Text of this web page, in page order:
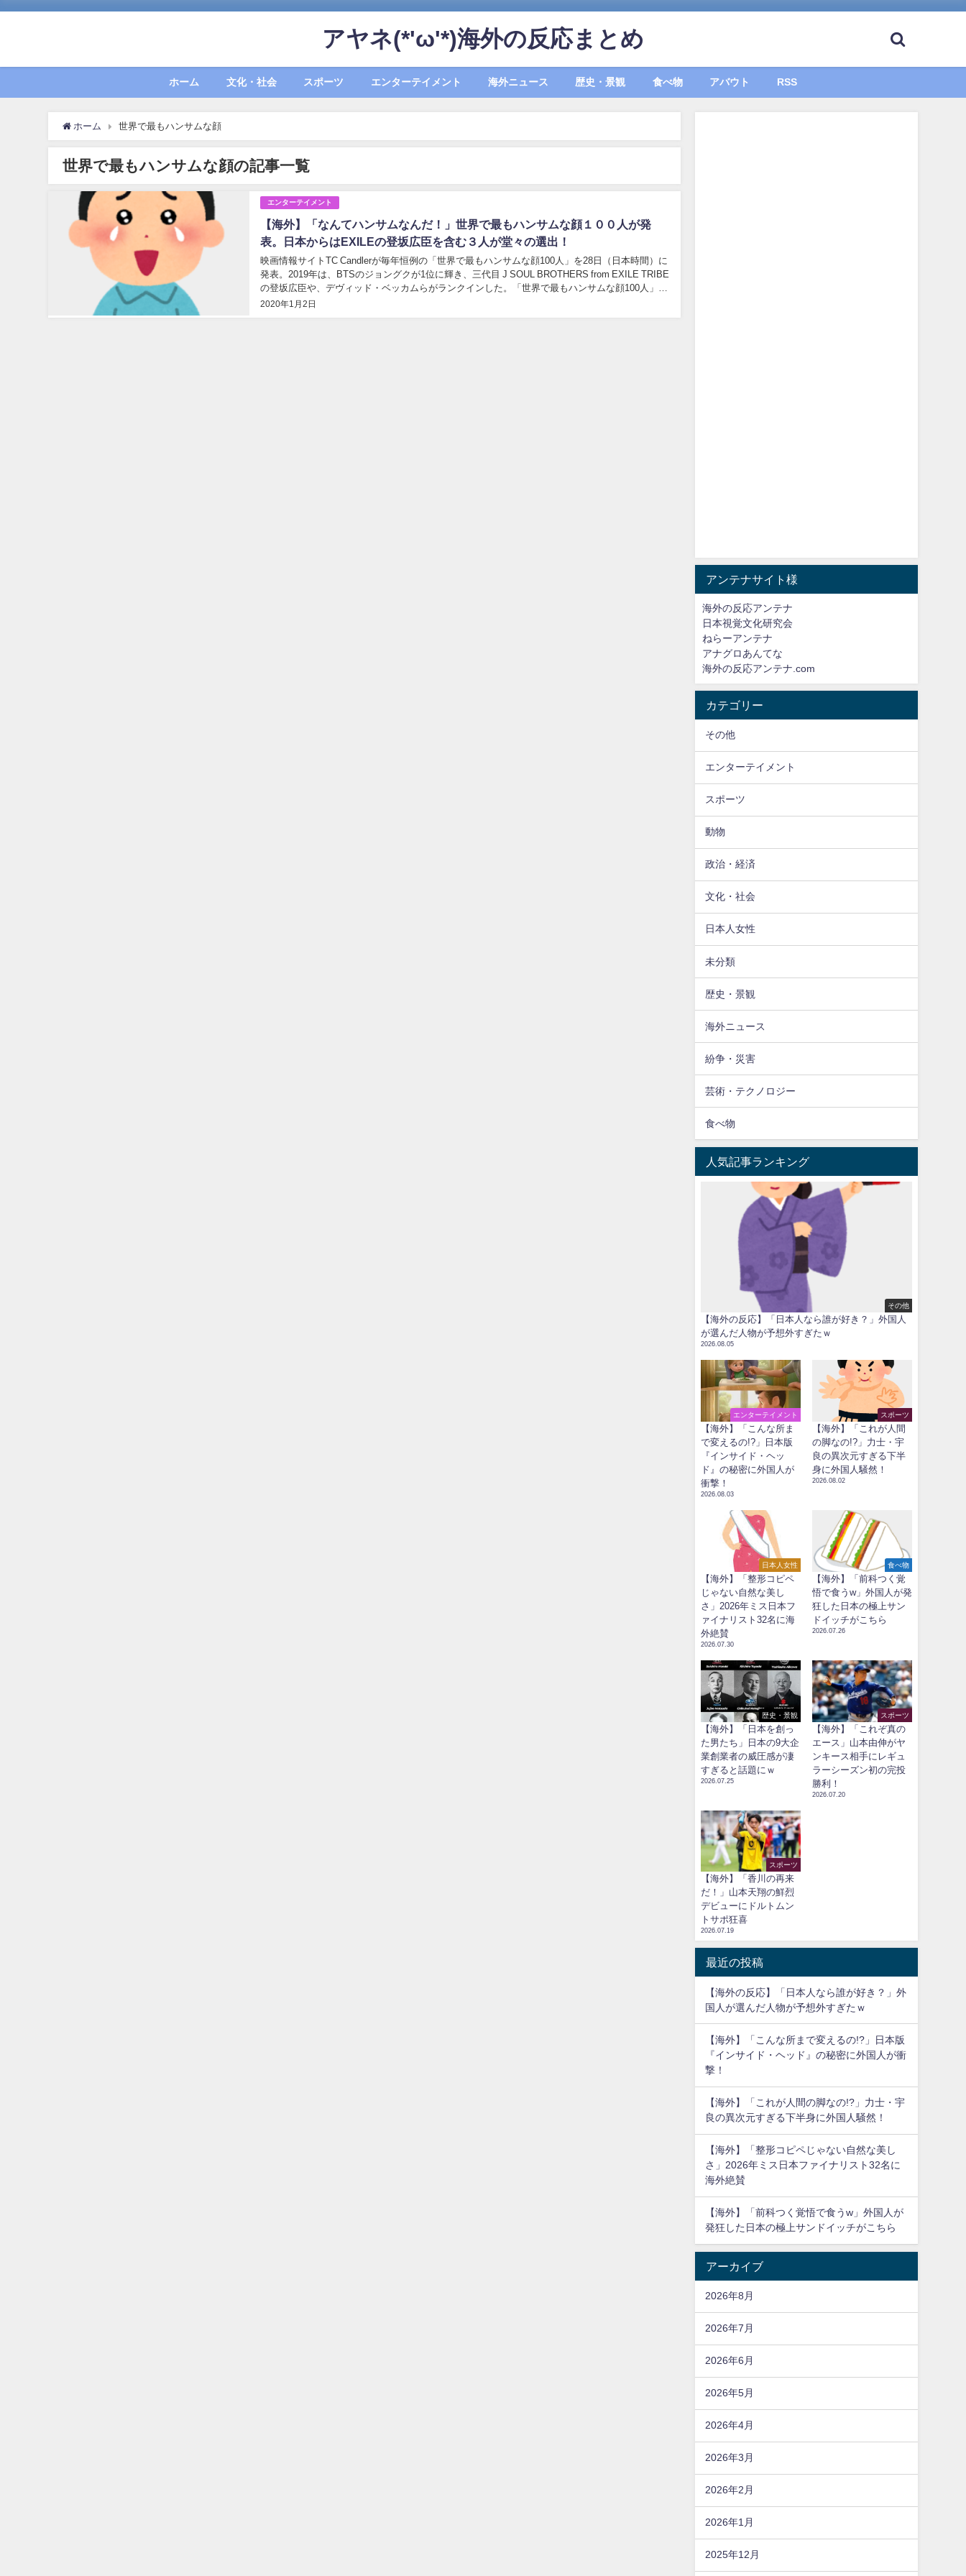
アヤネ(*'ω'*)海外の反応まとめ
ホーム 文化・社会 スポーツ エンターテイメント 海外ニュース 歴史・景観 食べ物 アバウト RSS
ホーム 世界で最もハンサムな顔
世界で最もハンサムな顔の記事一覧
エンターテイメント
【海外】「なんてハンサムなんだ！」世界で最もハンサムな顔１００人が発
表。日本からはEXILEの登坂広臣を含む３人が堂々の選出！
2020年1月2日
映画情報サイトTC Candlerが毎年恒例の「世界で最もハンサムな顔100人」を28日（日本時間）に
発表。2019年は、BTSのジョングクが1位に輝き、三代目 J SOUL BROTHERS from EXILE TRIBE
の登坂広臣や、デヴィッド・ベッカムらがランクインした。「世界で最もハンサムな顔100人」
は、...
アンテナサイト様
海外の反応アンテナ
日本視覚文化研究会
ねらーアンテナ
アナグロあんてな
海外の反応アンテナ.com
カテゴリー
その他
エンターテイメント
スポーツ
動物
政治・経済
文化・社会
日本人女性
未分類
歴史・景観
海外ニュース
紛争・災害
芸術・テクノロジー
食べ物
人気記事ランキング
その他
【海外の反応】「日本人なら誰が好き？」外国人
が選んだ人物が予想外すぎたｗ
2026.08.05
エンターテイメント
【海外】「こんな所ま
で変えるの!?」日本版
『インサイド・ヘッ
ド』の秘密に外国人が
衝撃！
2026.08.03
スポーツ
【海外】「これが人間
の脚なの!?」力士・宇
良の異次元すぎる下半
身に外国人騒然！
2026.08.02
日本人女性
【海外】「整形コピペ
じゃない自然な美し
さ」2026年ミス日本フ
ァイナリスト32名に海
外絶賛
2026.07.30
食べ物
【海外】「前科つく覚
悟で食うw」外国人が発
狂した日本の極上サン
ドイッチがこちら
2026.07.26
歴史・景観
【海外】「日本を創っ
た男たち」日本の9大企
業創業者の威圧感が凄
すぎると話題にｗ
2026.07.25
スポーツ
【海外】「これぞ真の
エース」山本由伸がヤ
ンキース相手にレギュ
ラーシーズン初の完投
勝利！
2026.07.20
スポーツ
【海外】「香川の再来
だ！」山本天翔の鮮烈
デビューにドルトムン
トサポ狂喜
2026.07.19
最近の投稿
【海外の反応】「日本人なら誰が好き？」外
国人が選んだ人物が予想外すぎたｗ
【海外】「こんな所まで変えるの!?」日本版
『インサイド・ヘッド』の秘密に外国人が衝
撃！
【海外】「これが人間の脚なの!?」力士・宇
良の異次元すぎる下半身に外国人騒然！
【海外】「整形コピペじゃない自然な美し
さ」2026年ミス日本ファイナリスト32名に
海外絶賛
【海外】「前科つく覚悟で食うw」外国人が
発狂した日本の極上サンドイッチがこちら
アーカイブ
2026年8月
2026年7月
2026年6月
2026年5月
2026年4月
2026年3月
2026年2月
2026年1月
2025年12月